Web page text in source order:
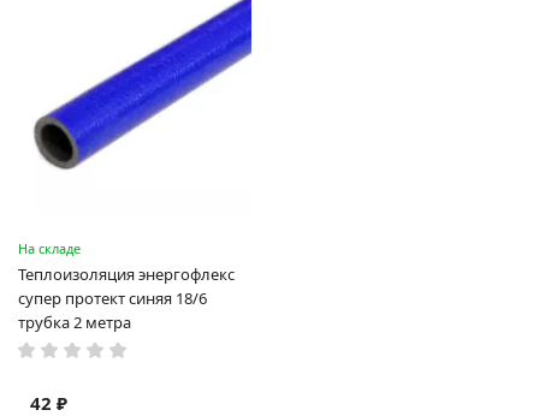
На складе
Теплоизоляция энергофлекс
супер протект синяя 18/6
трубка 2 метра
42 ₽